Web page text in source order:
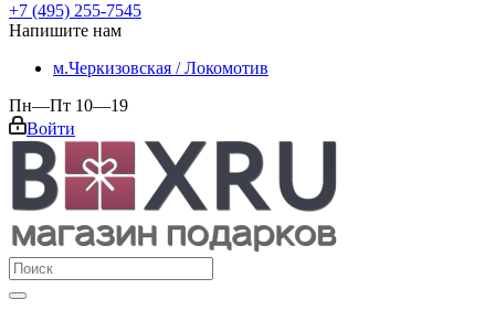
+7 (495) 255-7545
Напишите нам
м.Черкизовская / Локомотив
Пн—Пт 10—19
Войти